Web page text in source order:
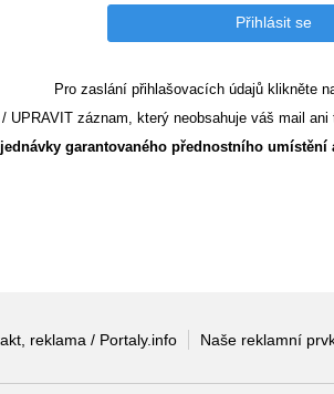
Pro zaslání přihlašovacích údajů klikněte
/ UPRAVIT záznam, který neobsahuje váš mail
garantovaného přednostního umístění
reklama / Portaly.info Naše reklamní